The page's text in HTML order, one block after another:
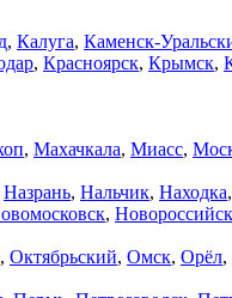
, Калуга, Каменск-
, Красноярск, Крымск,
, Махачкала, Миасс,
Назрань, Нальчик, Находка,
, Новороссийск
, Октябрьский, Омск, Орёл,